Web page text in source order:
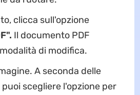
clicca sull'opzione
Il documento PDF
di modifica.
A seconda delle
scegliere l'opzione per